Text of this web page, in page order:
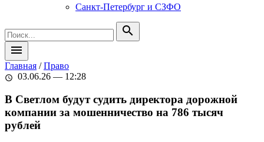
Санкт-Петербург и СЗФО
search
menu
Главная /Право
schedule 03.06.26 — 12:28
В Светлом будут судить директора дорожной
компании за мошенничество на 786 тысяч
рублей